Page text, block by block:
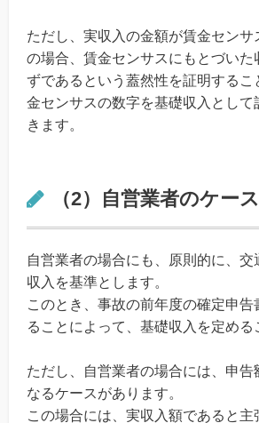
ただし、実収入の金額が賃金センサ
の場合、賃金センサスにもとづいた
ずであるという蓋然性を証明するこ
金センサスの数字を基礎収入として
きます。
（2）自営業者のケース
自営業者の場合にも、原則的に、
収入を基準とします。
このとき、事故の前年度の確定申告
ることによって、基礎収入を定める
ただし、自営業者の場合には、申告
なるケースがあります。
この場合には、実収入額であると主